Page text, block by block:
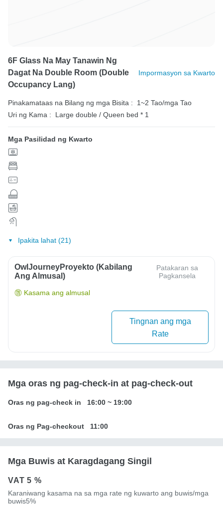
6F Glass Na May Tanawin Ng
Dagat Na Double Room (double
Occupancy Lang)
Impormasyon sa Kwarto
Pinakamataas na Bilang ng mga Bisita :
1~2 Tao/mga Tao
Uri ng Kama :
Large double / Queen bed * 1
Mga Pasilidad ng Kwarto
Ipakita lahat (21)
OwlJourneyProyekto (Kabilang
Ang Almusal)
Patakaran sa
Pagkansela
Kasama ang almusal
Tingnan ang mga
Rate
Mga oras ng pag-check-in at pag-check-out
Oras ng pag-check in 16:00 ~ 19:00
Oras ng Pag-checkout 11:00
Mga Buwis at Karagdagang Singil
VAT5 %
Karaniwang kasama na sa mga rate ng kuwarto ang buwis/mga
buwis5%